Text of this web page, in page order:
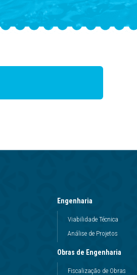
Engenharia
Viabilidade Técnica
Análise de Projetos
Obras de Engenharia
Fiscalização de Obras